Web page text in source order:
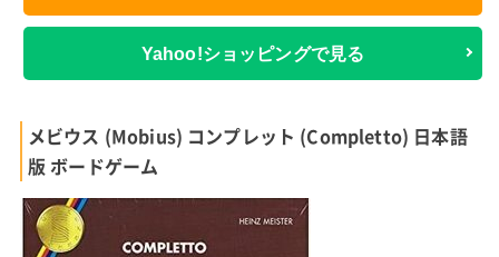
Yahoo!ショッピングで見る
メビウス (Mobius) コンプレット (Completto) 日本語
版 ボードゲーム